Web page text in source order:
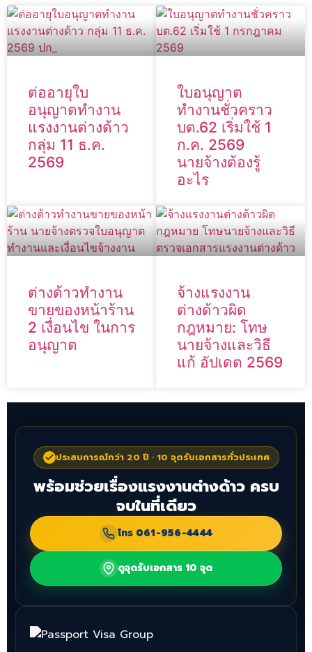
ต่ออายุใบ
อนุญาตทำงาน
แรงงานต่างด้าว
กลุ่ม 11 ธ.ค.
2569
ใบอนุญาต
ทำงานชั่วคราว
บต.62 เริ่มใช้ 1
ก.ค. 2569
นายจ้างต้องรู้
อะไร
ต่างด้าวทำงาน
ขายของหน้าร้าน
2 เงื่อนไข ในการ
อนุญาต
จ้างแรงงาน
ต่างด้าวผิด
กฎหมาย: โทษ
นายจ้างและวิธี
แก้ อัปเดต 2569
ประสบการณ์กว่า 20 ปี · 10 จุดรับเอกสารทั่วประเทศ
พร้อมช่วยเรื่องแรงงานต่างด้าว ครบ
จบในที่เดียว
โทร 061-956-4444
ดูจุดรับเอกสาร 10 จุด